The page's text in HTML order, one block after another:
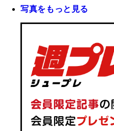
写真をもっと見る